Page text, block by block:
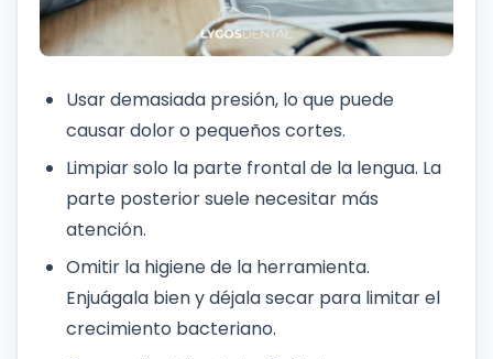
Usar demasiada presión, lo que puede
causar dolor o pequeños cortes.
Limpiar solo la parte frontal de la lengua. La
parte posterior suele necesitar más
atención.
Omitir la higiene de la herramienta.
Enjuágala bien y déjala secar para limitar el
crecimiento bacteriano.